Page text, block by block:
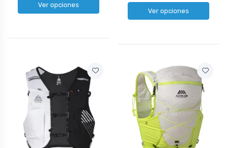
Ver opciones
Ver opciones